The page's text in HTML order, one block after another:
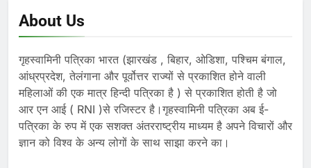
About Us
गृहस्वामिनी पत्रिका भारत (झारखंड , बिहार, ओडिशा, पश्चिम बंगाल,
आंध्रप्रदेश, तेलंगाना और पूर्वोत्तर राज्यों से प्रकाशित होने वाली
महिलाओं की एक मात्र हिन्दी पत्रिका है ) से प्रकाशित होती है जो
आर एन आई ( RNI )से रजिस्टर है।गृहस्वामिनी पत्रिका अब ई-
पत्रिका के रुप में एक सशक्त अंतरराष्ट्रीय माध्यम है अपने विचारों और
ज्ञान को विश्व के अन्य लोगों के साथ साझा करने का।